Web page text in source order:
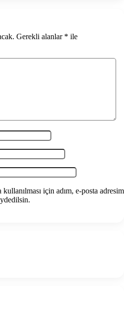
Gerekli alanlar * ile
için adım, e-posta adresim